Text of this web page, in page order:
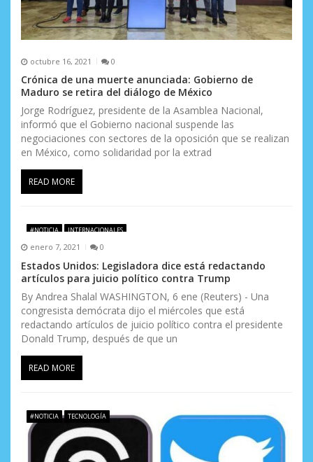
d
a
s octubre 16, 2021 0
Crónica de una muerte anunciada: Gobierno de
Maduro se retira del diálogo de México
Jorge Rodríguez, presidente de la Asamblea Nacional,
informó que el Gobierno nacional suspende las
negociaciones con sectores de la oposición que se realizan
en México, como solidaridad por la extrad
READ MORE
#NOTICIA INTERNACIONALES
enero 7, 2021 0
Estados Unidos: Legisladora dice está redactando
artículos para juicio político contra Trump
By Andrea Shalal WASHINGTON, 6 ene (Reuters) - Una
congresista demócrata dijo el miércoles que está
redactando artículos de juicio político contra el presidente
Donald Trump, después de que un
READ MORE
#NOTICIA TECNOLOGÍA